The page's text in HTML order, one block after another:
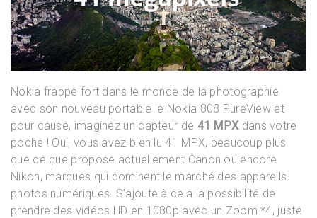
Nokia frappe fort dans le monde de la photographie
avec son nouveau portable le Nokia 808 PureView et
pour cause, imaginez un capteur de 41 MPX dans votre
poche ! Oui, vous avez bien lu 41 MPX, beaucoup plus
que ce que propose actuellement Canon ou encore
Nikon, marques qui dominent le marché des appareils
photos numériques. S’ajoute à cela la possibilité de
prendre des vidéos HD en 1080p avec un Zoom *4, juste